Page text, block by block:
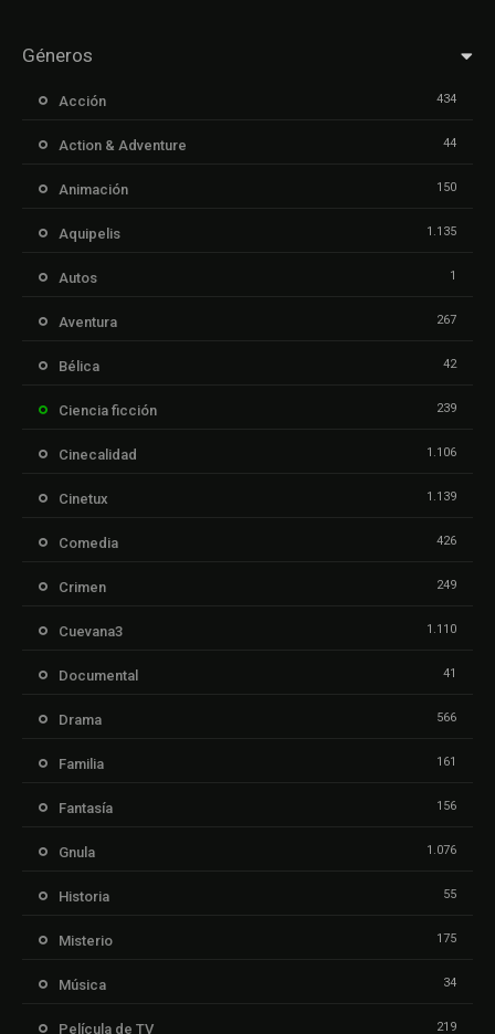
Géneros
Acción 434
Action & Adventure 44
Animación 150
Aquipelis 1.135
Autos 1
Aventura 267
Bélica 42
Ciencia ficción 239
Cinecalidad 1.106
Cinetux 1.139
Comedia 426
Crimen 249
Cuevana3 1.110
Documental 41
Drama 566
Familia 161
Fantasía 156
Gnula 1.076
Historia 55
Misterio 175
Música 34
Película de TV 219